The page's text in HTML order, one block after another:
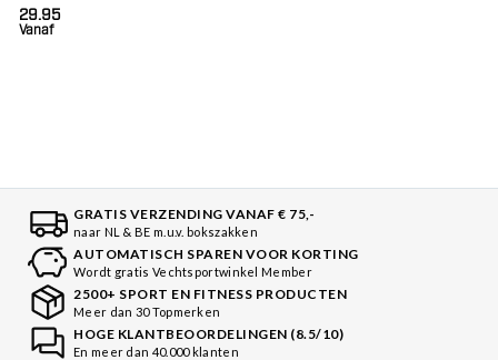
Vanaf
29.95
GRATIS VERZENDING VANAF € 75,-
naar NL & BE m.u.v. bokszakken
AUTOMATISCH SPAREN VOOR KORTING
Wordt gratis Vechtsportwinkel Member
2500+ SPORT EN FITNESS PRODUCTEN
Meer dan 30 Topmerken
HOGE KLANTBEOORDELINGEN (8.5/10)
En meer dan 40.000 klanten